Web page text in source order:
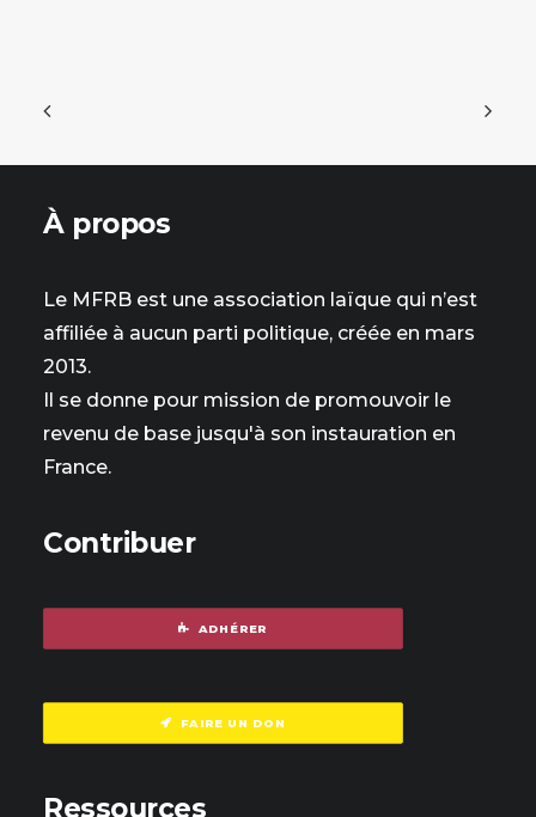
À propos
Le MFRB est une association laïque qui n’est
affiliée à aucun parti politique, créée en mars
2013.
Il se donne pour mission de promouvoir le
revenu de base jusqu'à son instauration en
France.
Contribuer
ADHÉRER
FAIRE UN DON
Ressources